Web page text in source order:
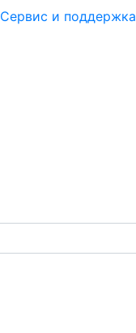
Сервис и поддержка